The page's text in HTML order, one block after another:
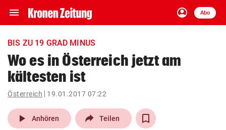
menu Navigation
ein-/ausklappen
account_circle
Anmelden
Abo
close Schließen
account_circle Anmelden
pin_drop
Wien arrow_right
BIS ZU 19 GRAD MINUS
Wo es in Österreich jetzt am
kältesten ist
Österreich 19.01.2017 07:22
play_arrow Anhören Teilen